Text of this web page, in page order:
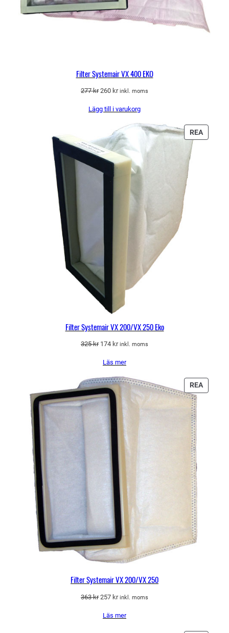
Filter Systemair VX 400 EKO
277kr Det
priset
277 kr.
260 krDet
priset
260 kr.
inkl. moms
Lägg till i varukorg
REA
PÅ
Filter Systemair VX 200/VX 250 Eko
325kr Det
priset
325 kr.
174 krDet
priset
174 kr.
inkl. moms
Läs mer
REA
PÅ
Filter Systemair VX 200/VX 250
363kr Det
priset
257 krDet
priset
inkl. moms
Läs mer